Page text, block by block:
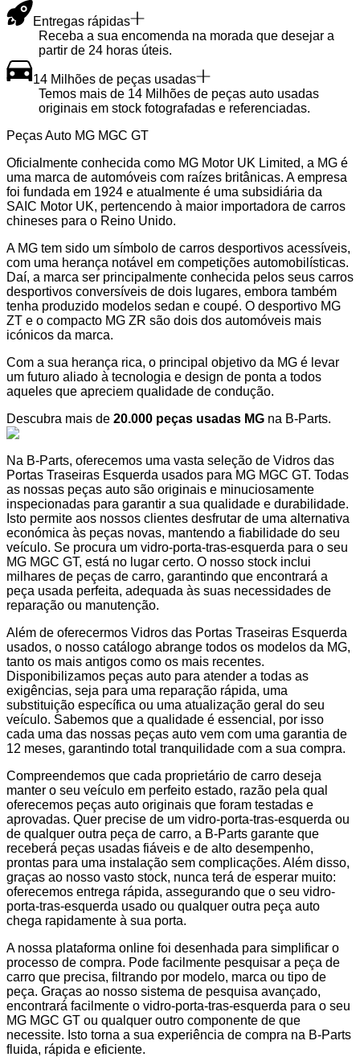
Entregas rápidas
Receba a sua encomenda na morada que desejar a
partir de 24 horas úteis.
14 Milhões de peças usadas
Temos mais de 14 Milhões de peças auto usadas
originais em stock fotografadas e referenciadas.
Peças Auto MG MGC GT
Oficialmente conhecida como MG Motor UK Limited, a MG é
uma marca de automóveis com raízes britânicas. A empresa
foi fundada em 1924 e atualmente é uma subsidiária da
SAIC Motor UK, pertencendo à maior importadora de carros
chineses para o Reino Unido.
A MG tem sido um símbolo de carros desportivos acessíveis,
com uma herança notável em competições automobilísticas.
Daí, a marca ser principalmente conhecida pelos seus carros
desportivos conversíveis de dois lugares, embora também
tenha produzido modelos sedan e coupé. O desportivo MG
ZT e o compacto MG ZR são dois dos automóveis mais
icónicos da marca.
Com a sua herança rica, o principal objetivo da MG é levar
um futuro aliado à tecnologia e design de ponta a todos
aqueles que apreciem qualidade de condução.
Descubra mais de 20.000 peças usadas MG na B-Parts.
Na B-Parts, oferecemos uma vasta seleção de Vidros das
Portas Traseiras Esquerda usados para MG MGC GT. Todas
as nossas peças auto são originais e minuciosamente
inspecionadas para garantir a sua qualidade e durabilidade.
Isto permite aos nossos clientes desfrutar de uma alternativa
económica às peças novas, mantendo a fiabilidade do seu
veículo. Se procura um vidro-porta-tras-esquerda para o seu
MG MGC GT, está no lugar certo. O nosso stock inclui
milhares de peças de carro, garantindo que encontrará a
peça usada perfeita, adequada às suas necessidades de
reparação ou manutenção.
Além de oferecermos Vidros das Portas Traseiras Esquerda
usados, o nosso catálogo abrange todos os modelos da MG,
tanto os mais antigos como os mais recentes.
Disponibilizamos peças auto para atender a todas as
exigências, seja para uma reparação rápida, uma
substituição específica ou uma atualização geral do seu
veículo. Sabemos que a qualidade é essencial, por isso
cada uma das nossas peças auto vem com uma garantia de
12 meses, garantindo total tranquilidade com a sua compra.
Compreendemos que cada proprietário de carro deseja
manter o seu veículo em perfeito estado, razão pela qual
oferecemos peças auto originais que foram testadas e
aprovadas. Quer precise de um vidro-porta-tras-esquerda ou
de qualquer outra peça de carro, a B-Parts garante que
receberá peças usadas fiáveis e de alto desempenho,
prontas para uma instalação sem complicações. Além disso,
graças ao nosso vasto stock, nunca terá de esperar muito:
oferecemos entrega rápida, assegurando que o seu vidro-
porta-tras-esquerda usado ou qualquer outra peça auto
chega rapidamente à sua porta.
A nossa plataforma online foi desenhada para simplificar o
processo de compra. Pode facilmente pesquisar a peça de
carro que precisa, filtrando por modelo, marca ou tipo de
peça. Graças ao nosso sistema de pesquisa avançado,
encontrará facilmente o vidro-porta-tras-esquerda para o seu
MG MGC GT ou qualquer outro componente de que
necessite. Isto torna a sua experiência de compra na B-Parts
fluida, rápida e eficiente.